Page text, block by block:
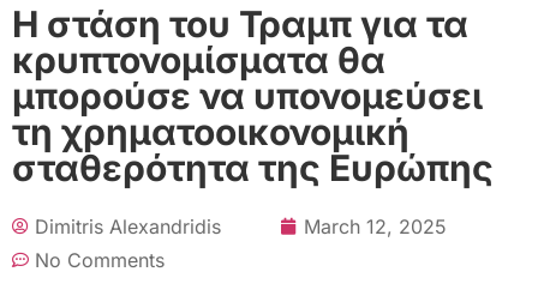
Η στάση του Τραμπ για τα
κρυπτονομίσματα θα
μπορούσε να υπονομεύσει
τη χρηματοοικονομική
σταθερότητα της Ευρώπης
Dimitris Alexandridis
March 12, 2025
No Comments